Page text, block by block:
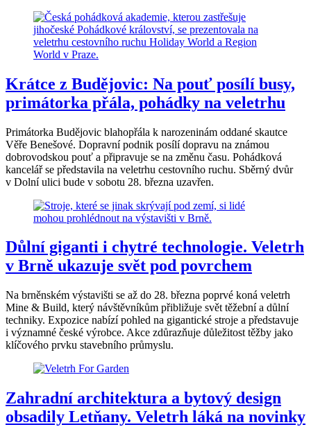
Krátce z Budějovic: Na pouť posílí busy,
primátorka přála, pohádky na veletrhu
Primátorka Budějovic blahopřála k narozeninám oddané skautce
Věře Benešové. Dopravní podnik posílí dopravu na známou
dobrovodskou pouť a připravuje se na změnu času. Pohádková
kancelář se představila na veletrhu cestovního ruchu. Sběrný dvůr
v Dolní ulici bude v sobotu 28. března uzavřen.
Důlní giganti i chytré technologie. Veletrh
v Brně ukazuje svět pod povrchem
Na brněnském výstavišti se až do 28. března poprvé koná veletrh
Mine & Build, který návštěvníkům přibližuje svět těžební a důlní
techniky. Expozice nabízí pohled na gigantické stroje a představuje
i významné české výrobce. Akce zdůrazňuje důležitost těžby jako
klíčového prvku stavebního průmyslu.
Zahradní architektura a bytový design
obsadily Letňany. Veletrh láká na novinky